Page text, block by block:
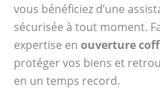
vous bénéficiez d’une
sécurisée à tout moment.
expertise en ouverture
protéger vos biens et
en un temps record.